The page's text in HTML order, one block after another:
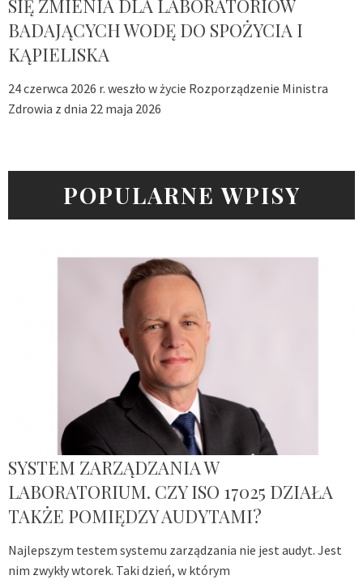
SIĘ ZMIENIA DLA LABORATORIÓW
BADAJĄCYCH WODĘ DO SPOŻYCIA I
KĄPIELISKA
24 czerwca 2026 r. weszło w życie Rozporządzenie Ministra
Zdrowia z dnia 22 maja 2026
POPULARNE WPISY
SYSTEM ZARZĄDZANIA W
LABORATORIUM. CZY ISO 17025 DZIAŁA
TAKŻE POMIĘDZY AUDYTAMI?
Najlepszym testem systemu zarządzania nie jest audyt. Jest
nim zwykły wtorek. Taki dzień, w którym